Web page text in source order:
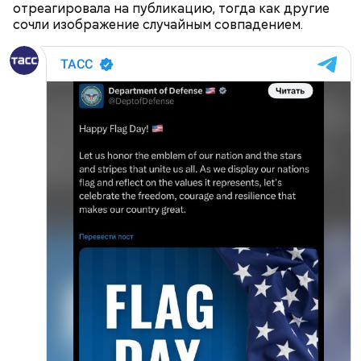
отреагировала на публикацию, тогда как другие
сочли изображение случайным совпадением.
Он находился на посту менеджера, занимался
наймом персонала и продажей продуктов. В 2000
году Балмер сменил Билла Гейтса на посту
генерального директора. Им он оставался до 2014
года, после чего ушел с поста, но остался
держателем акций компании. Сейчас его состояние
оценивается в 126 миллиардов долларов.
Окружающие отмечали, что Носс была в здравом
возрасте 117 лет ей сообщили, что она теперь
является старейшим из ныне живущих людей,
женщина с улыбкой ответила: «Ну и что?». Сама
Носс отмечала, что секрет ее долголетия
заключается в постоянной двигательной
активности и отсутствии беспокойства по поводу
возраста. Однако стоит отметить, что ей в том
числе повезло с генетикой: в роду женщины
Канэ Танака (119 лет)